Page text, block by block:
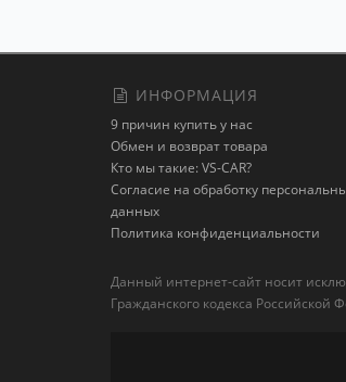
ИНФОРМАЦИЯ
9 причин купить у нас
Обмен и возврат товара
Кто мы такие: VS-CAR?
Согласие на обработку
данных
Политика конфиденциальности
Данный интернет-сайт носит
Гражданского кодекса Российской